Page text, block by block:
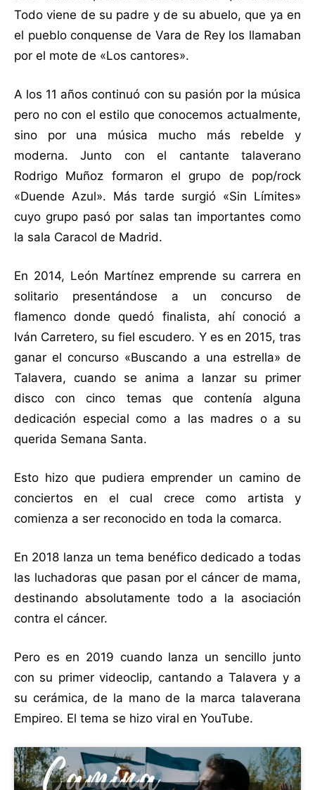
Todo viene de su padre y de su abuelo, que ya en
el pueblo conquense de Vara de Rey los llamaban
por el mote de «Los cantores».
A los 11 años continuó con su pasión por la música
pero no con el estilo que conocemos actualmente,
sino por una música mucho más rebelde y
moderna. Junto con el cantante talaverano
Rodrigo Muñoz formaron el grupo de pop/rock
«Duende Azul». Más tarde surgió «Sin Límites»
cuyo grupo pasó por salas tan importantes como
la sala Caracol de Madrid.
En 2014, León Martínez emprende su carrera en
solitario presentándose a un concurso de
flamenco donde quedó finalista, ahí conoció a
Iván Carretero, su fiel escudero. Y es en 2015, tras
ganar el concurso «Buscando a una estrella» de
Talavera, cuando se anima a lanzar su primer
disco con cinco temas que contenía alguna
dedicación especial como a las madres o a su
querida Semana Santa.
Esto hizo que pudiera emprender un camino de
conciertos en el cual crece como artista y
comienza a ser reconocido en toda la comarca.
En 2018 lanza un tema benéfico dedicado a todas
las luchadoras que pasan por el cáncer de mama,
destinando absolutamente todo a la asociación
contra el cáncer.
Pero es en 2019 cuando lanza un sencillo junto
con su primer videoclip, cantando a Talavera y a
su cerámica, de la mano de la marca talaverana
Empireo. El tema se hizo viral en YouTube.